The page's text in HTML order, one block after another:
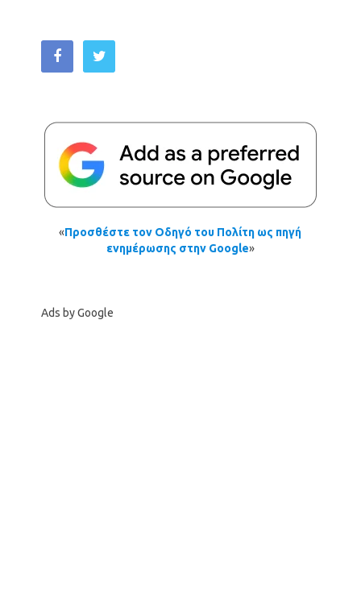
«Προσθέστε τον Οδηγό του Πολίτη ως πηγή
ενημέρωσης στην Google»
Ads by Google